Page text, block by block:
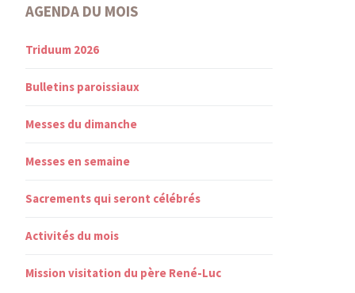
AGENDA DU MOIS
Triduum 2026
Bulletins paroissiaux
Messes du dimanche
Messes en semaine
Sacrements qui seront célébrés
Activités du mois
Mission visitation du père René-Luc